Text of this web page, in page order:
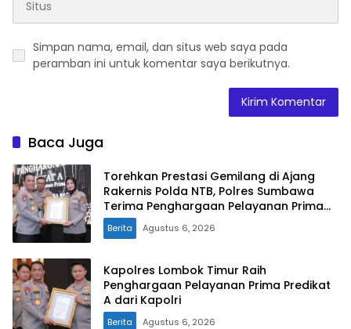
Simpan nama, email, dan situs web saya pada
peramban ini untuk komentar saya berikutnya.
Baca Juga
Torehkan Prestasi Gemilang di Ajang
Rakernis Polda NTB, Polres Sumbawa
Terima Penghargaan Pelayanan Prima
Kapolri
Berita Agustus 6, 2026
Kapolres Lombok Timur Raih
Penghargaan Pelayanan Prima Predikat
A dari Kapolri
Berita Agustus 6, 2026